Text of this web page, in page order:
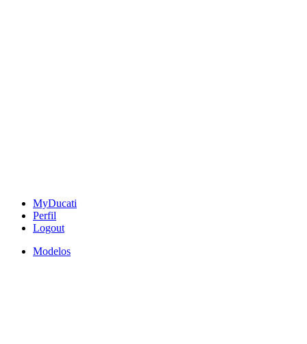
MyDucati
Perfil
Logout
Modelos